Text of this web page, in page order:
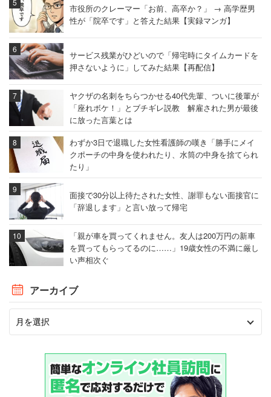
市役所のクレーマー「お前、高卒か？」 → 高学歴男
性が「院卒です」と答えた結果【実録マンガ】
サービス残業がひどいので「帰宅時にタイムカードを
押さないように」してみた結果【再配信】
ヤクザの名刺をちらつかせる40代先輩、ついに後輩が
「座れボケ！」とブチギレ説教 解雇された男が最後
に放った言葉とは
わずか3日で退職した女性看護師の嘆き「勝手にメイ
クポーチの中身を使われたり、水筒の中身を捨てられ
たり」
面接で30分以上待たされた女性、謝罪もない面接官に
「辞退します」と言い放って帰宅
「親が車を買ってくれません。友人は200万円の新車
を買ってもらってるのに……」19歳女性の不満に厳し
い声相次ぐ
アーカイブ